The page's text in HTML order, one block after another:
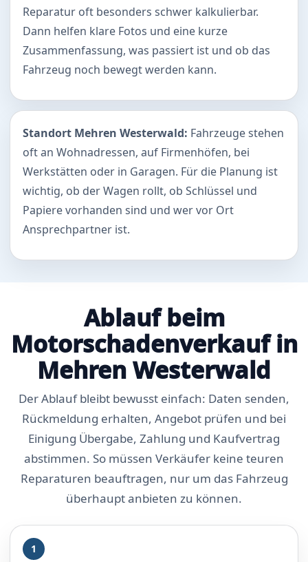
Reparatur oft besonders schwer kalkulierbar.
Dann helfen klare Fotos und eine kurze
Zusammenfassung, was passiert ist und ob das
Fahrzeug noch bewegt werden kann.
Standort Mehren Westerwald: Fahrzeuge stehen
oft an Wohnadressen, auf Firmenhöfen, bei
Werkstätten oder in Garagen. Für die Planung ist
wichtig, ob der Wagen rollt, ob Schlüssel und
Papiere vorhanden sind und wer vor Ort
Ansprechpartner ist.
Ablauf beim
Motorschadenverkauf in
Mehren Westerwald
Der Ablauf bleibt bewusst einfach: Daten senden,
Rückmeldung erhalten, Angebot prüfen und bei
Einigung Übergabe, Zahlung und Kaufvertrag
abstimmen. So müssen Verkäufer keine teuren
Reparaturen beauftragen, nur um das Fahrzeug
überhaupt anbieten zu können.
1